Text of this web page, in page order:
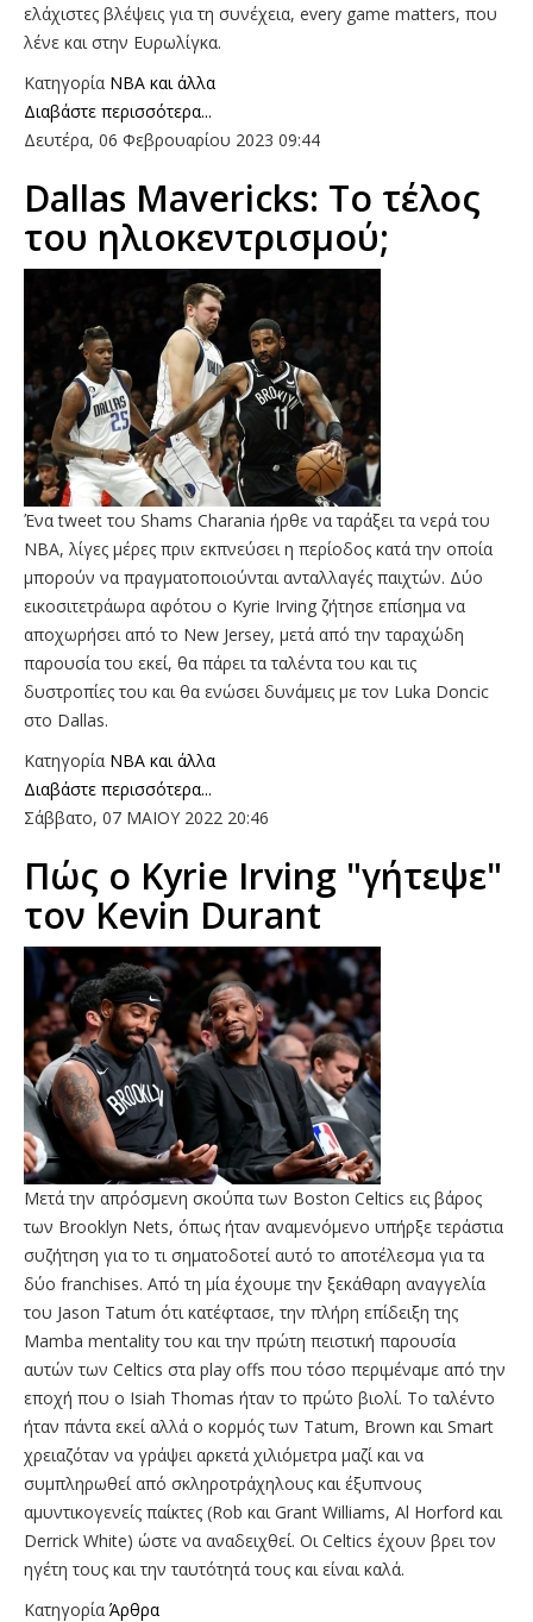
ελάχιστες βλέψεις για τη συνέχεια, every game matters, που
λένε και στην Ευρωλίγκα.
Κατηγορία NBA και άλλα
Διαβάστε περισσότερα...
Δευτέρα, 06 Φεβρουαρίου 2023 09:44
Dallas Mavericks: Το τέλος
του ηλιοκεντρισμού;
Ένα tweet του Shams Charania ήρθε να ταράξει τα νερά του
ΝΒΑ, λίγες μέρες πριν εκπνεύσει η περίοδος κατά την οποία
μπορούν να πραγματοποιούνται ανταλλαγές παιχτών. Δύο
εικοσιτετράωρα αφότου ο Kyrie Irving ζήτησε επίσημα να
αποχωρήσει από το New Jersey, μετά από την ταραχώδη
παρουσία του εκεί, θα πάρει τα ταλέντα του και τις
δυστροπίες του και θα ενώσει δυνάμεις με τον Luka Doncic
στο Dallas.
Κατηγορία NBA και άλλα
Διαβάστε περισσότερα...
Σάββατο, 07 ΜΑΙΟΥ 2022 20:46
Πώς ο Kyrie Irving "γήτεψε"
τον Kevin Durant
Μετά την απρόσμενη σκούπα των Boston Celtics εις βάρος
των Brooklyn Nets, όπως ήταν αναμενόμενο υπήρξε τεράστια
συζήτηση για το τι σηματοδοτεί αυτό το αποτέλεσμα για τα
δύο franchises. Από τη μία έχουμε την ξεκάθαρη αναγγελία
του Jason Tatum ότι κατέφτασε, την πλήρη επίδειξη της
Mamba mentality του και την πρώτη πειστική παρουσία
αυτών των Celtics στα play offs που τόσο περιμέναμε από την
εποχή που ο Isiah Thomas ήταν το πρώτο βιολί. Το ταλέντο
ήταν πάντα εκεί αλλά ο κορμός των Tatum, Brown και Smart
χρειαζόταν να γράψει αρκετά χιλιόμετρα μαζί και να
συμπληρωθεί από σκληροτράχηλους και έξυπνους
αμυντικογενείς παίκτες (Rob και Grant Williams, Al Horford και
Derrick White) ώστε να αναδειχθεί. Οι Celtics έχουν βρει τον
ηγέτη τους και την ταυτότητά τους και είναι καλά.
Κατηγορία Άρθρα